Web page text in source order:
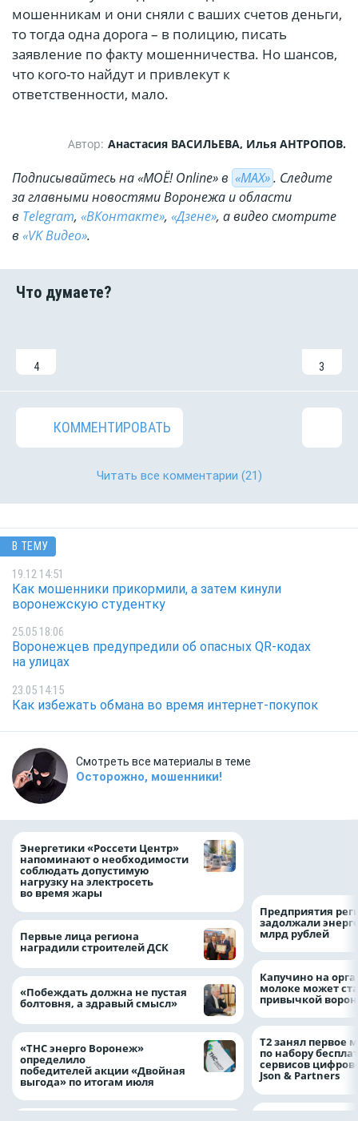
мошенникам и они сняли с ваших счетов деньги,
то тогда одна дорога – в полицию, писать
заявление по факту мошенничества. Но шансов,
что кого-то найдут и привлекут к
ответственности, мало.
Автор: Анастасия ВАСИЛЬЕВА, Илья АНТРОПОВ.
Подписывайтесь на «МОЁ! Online» в «МАХ». Cледите
за главными новостями Воронежа и области
в Telegram, «ВКонтакте», «Дзене», а видео смотрите
в «VK Видео».
4 3
КОММЕНТИРОВАТЬ
Читать все комментарии (21)
В ТЕМУ
19.12 14:51
Как мошенники прикормили, а затем кинули
воронежскую студентку
25.05 18:06
Воронежцев предупредили об опасных QR-кодах
на улицах
23.05 14:15
Как избежать обмана во время интернет-покупок
Смотреть все материалы в теме
Осторожно, мошенники!
Энергетики «Россети Центр»
напоминают о необходимости
соблюдать допустимую
нагрузку на электросеть
во время жары
Первые лица региона
наградили строителей ДСК
«Побеждать должна не пустая
болтовня, а здравый смысл»
«ТНС энерго Воронеж»
определило
победителей акции «Двойная
выгода» по итогам июля
Предприятия
задолжали
млрд рублей
Капучино на
молоке может
привычкой
Т2 занял первое
по набору
сервисов
Json & Partners